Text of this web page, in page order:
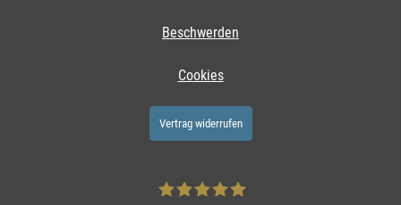
Beschwerden
Cookies
Vertrag widerrufen